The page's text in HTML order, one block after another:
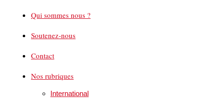
Qui sommes nous ?
Soutenez-nous
Contact
Nos rubriques
International